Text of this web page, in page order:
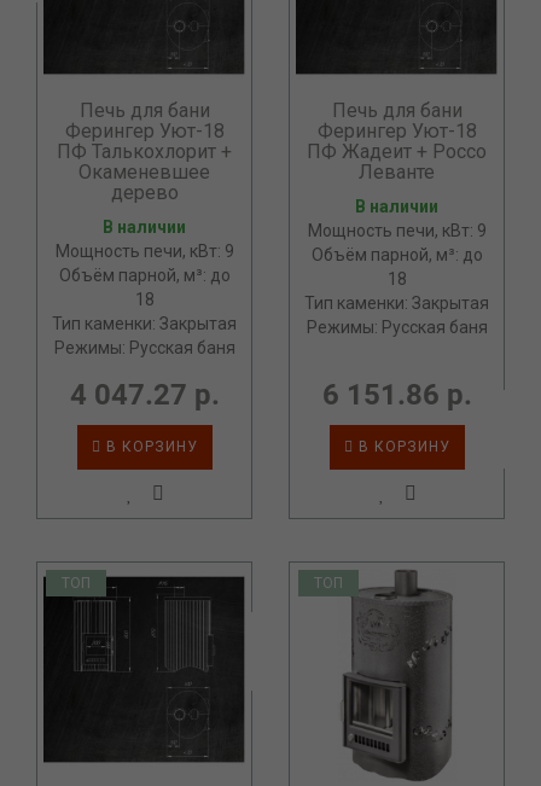
Печь для бани
Ферингер Уют-18
ПФ Талькохлорит +
Окаменевшее
дерево
В наличии
Мощность печи, кВт: 9
Объём парной, м³: до
18
Тип каменки: Закрытая
Режимы: Русская баня
4 047.27 р.
В КОРЗИНУ
Печь для бани
Ферингер Уют-18
ПФ Жадеит + Россо
Леванте
В наличии
Мощность печи, кВт: 9
Объём парной, м³: до
18
Тип каменки: Закрытая
Режимы: Русская баня
6 151.86 р.
В КОРЗИНУ
ТОП ТОП